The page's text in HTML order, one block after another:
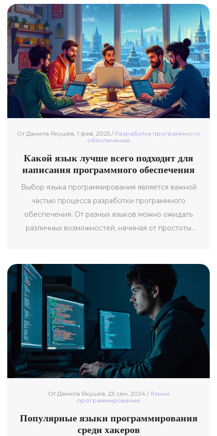
характеристиках популярных языков, таких как
Python, JavaScript и других, а также представить
советы по их изучению. Наша цель — помочь вам
принять осознанное решение и освоить
программирование с комфортом.
От Данила Якушев, 1 фев, 2025 / Разработка программного
обеспечения
Какой язык лучше всего подходит для
написания программного обеспечения
Выбор языка программирования является важной
частью процесса разработки программного
обеспечения. От разных языков можно ожидать
различных возможностей, начиная от простоты
программное обеспечение для различных
проектов. Кроме того, здесь вы найдете советы по
выбору языка в зависимости от задачи и уровня
разработчика.
От Данила Якушев, 23 сен, 2024 / Языки
программирования
Популярные языки программирования
среди хакеров